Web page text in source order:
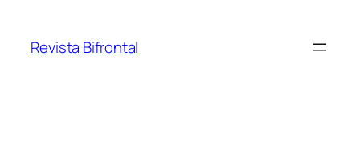
contenido
Revista Bifrontal